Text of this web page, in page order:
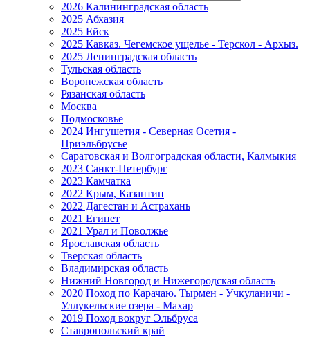
2026 Калининградская область
2025 Абхазия
2025 Ейск
2025 Кавказ. Чегемское ущелье - Терскол - Архыз.
2025 Ленинградская область
Тульская область
Воронежская область
Рязанская область
Москва
Подмосковье
2024 Ингушетия - Северная Осетия -
Приэльбрусье
Саратовская и Волгоградская области, Калмыкия
2023 Санкт-Петербург
2023 Камчатка
2022 Крым, Казантип
2022 Дагестан и Астрахань
2021 Египет
2021 Урал и Поволжье
Ярославская область
Тверская область
Владимирская область
Нижний Новгород и Нижегородская область
2020 Поход по Карачаю. Тырмен - Учкуланичи -
Уллукельские озера - Махар
2019 Поход вокруг Эльбруса
Ставропольский край